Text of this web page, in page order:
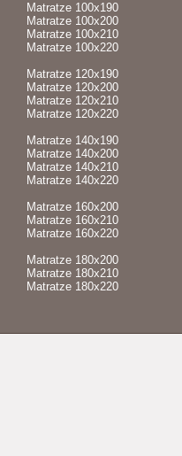
Matratze 100x190
Matratze 100x200
Matratze 100x210
Matratze 100x220
Matratze 120x190
Matratze 120x200
Matratze 120x210
Matratze 120x220
Matratze 140x190
Matratze 140x200
Matratze 140x210
Matratze 140x220
Matratze 160x200
Matratze 160x210
Matratze 160x220
Matratze 180x200
Matratze 180x210
Matratze 180x220